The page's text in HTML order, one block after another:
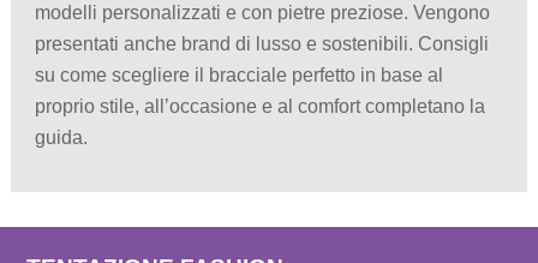
modelli personalizzati e con pietre preziose. Vengono
presentati anche brand di lusso e sostenibili. Consigli
su come scegliere il bracciale perfetto in base al
proprio stile, all’occasione e al comfort completano la
guida.